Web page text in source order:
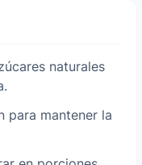
naturales
para mantener la